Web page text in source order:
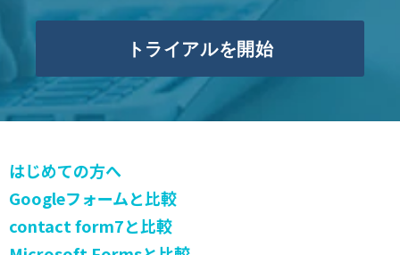
トライアルを開始
はじめての方へ
Googleフォームと比較
contact form7と比較